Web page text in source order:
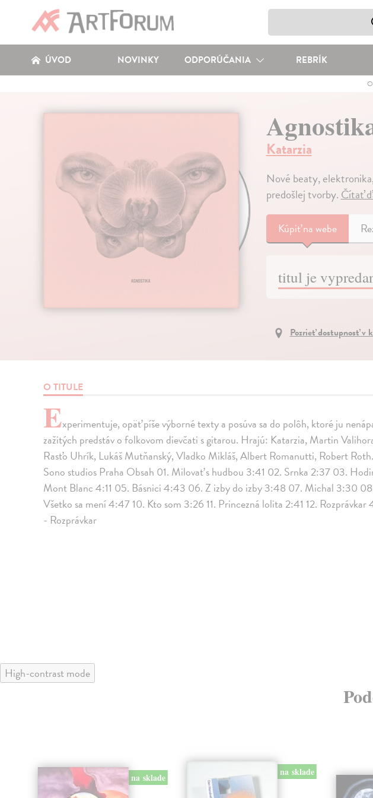
ÚVOD NOVINKY ODPORÚČANIA REBRÍK
Katarzia
Nové beaty,
predošlej tvorby.Čítať
Kúpiťna webe
titul je
Pozrieť dostupnosť v
O TITULE
Experimentuje, opäť píše výborné texty a posúva sa do polôh, ktoré ju
zažitých predstáv o folkovom dievčati s gitarou. Hrajú: Katarzia, Martin
Rasťo Uhrík, Lukáš Mutňanský, Vladko Mikláš, Albert Romanutti, Robert
Sono studios Praha Obsah 01. Milovať s hudbou 3:41 02. Srnka 2:37 03.
Mont Blanc 4:11 05. Básnici 4:43 06. Z izby do izby 3:48 07. Michal 3:30
Všetko sa mení 4:47 10. Kto som 3:26 11. Princezná lolita 2:41 12.
- Rozprávkar
High-contrast mode
na sklade na sklade